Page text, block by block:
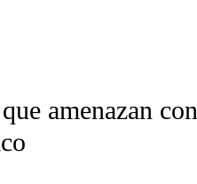
ON "CNN-SPANISH".
amenazan con